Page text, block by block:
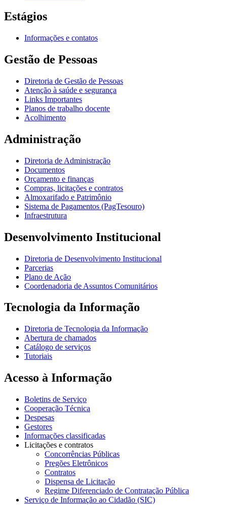
Estágios
Informações e contatos
Gestão de Pessoas
Diretoria de Gestão de Pessoas
Atenção à saúde e segurança
Links Importantes
Planos de trabalho docente
Acolhimento
Administração
Diretoria de Administração
Documentos
Orçamento e finanças
Compras, licitações e contratos
Almoxarifado e Patrimônio
Sistema de Pagamentos (PagTesouro)
Infraestrutura
Desenvolvimento Institucional
Diretoria de Desenvolvimento Institucional
Parcerias
Plano de Ação
Coordenadoria de Assuntos Comunitários
Tecnologia da Informação
Diretoria de Tecnologia da Informação
Abertura de chamados
Catálogo de serviços
Tutoriais
Acesso à Informação
Boletins de Serviço
Cooperação Técnica
Despesas
Gestores
Informações classificadas
Licitações e contratos
Concorrências Públicas
Pregões Eletrônicos
Contratos
Dispensa de Licitação
Regime Diferenciado de Contratação Pública
Serviço de Informação ao Cidadão (SIC)